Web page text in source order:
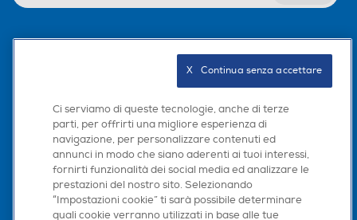
Scarica la nostra app
Ci serviamo di queste tecnologie, anche di terze
parti, per offrirti una migliore esperienza di
navigazione, per personalizzare contenuti ed
annunci in modo che siano aderenti ai tuoi interessi,
fornirti funzionalità dei social media ed analizzare le
prestazioni del nostro sito. Selezionando
“Impostazioni cookie” ti sarà possibile determinare
quali cookie verranno utilizzati in base alle tue
X   Continua senza accettare